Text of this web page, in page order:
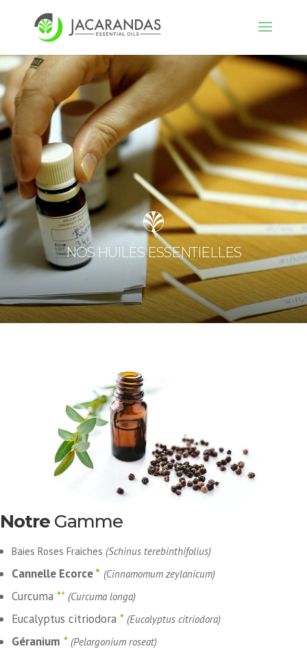
NOS HUILES ESSENTIELLES
Notre Gamme
Baies Roses Fraiches (Schinus terebinthifolius)
Cannelle Ecorce* (Cinnamomum zeylanicum)
Curcuma ** (Curcuma longa)
Eucalyptus citriodora * (Eucalyptus citriodora)
Géranium * (Pelargonium roseat)